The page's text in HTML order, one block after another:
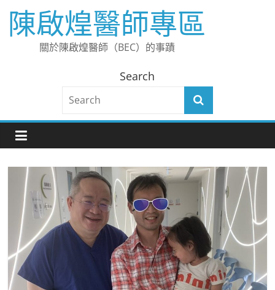
content
陳啟煌醫師專區
關於陳啟煌醫師（BEC）的事蹟
Search